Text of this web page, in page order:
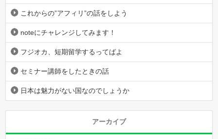
これからの”アフィリ”の話をしよう
noteにチャレンジしてみます！
フジオカ、短期留学するってばよ
セミナー講師をしたときの話
日本は魅力がない国なのでしょうか
アーカイブ